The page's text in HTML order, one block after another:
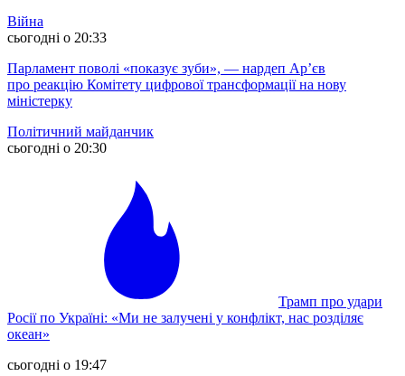
Війна
сьогодні о 20:33
Парламент поволі «показує зуби», — нардеп Ар’єв
про реакцію Комітету цифрової трансформації на нову
міністерку
Політичний майданчик
сьогодні о 20:30
Трамп про удари
Росії по Україні: «Ми не залучені у конфлікт, нас розділяє
океан»
сьогодні о 19:47